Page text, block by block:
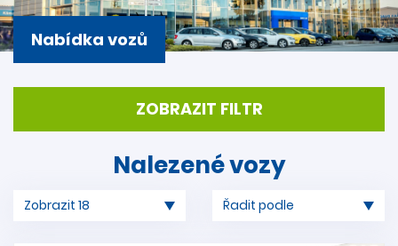
Nabídka vozů
ZOBRAZIT FILTR
Nalezené vozy